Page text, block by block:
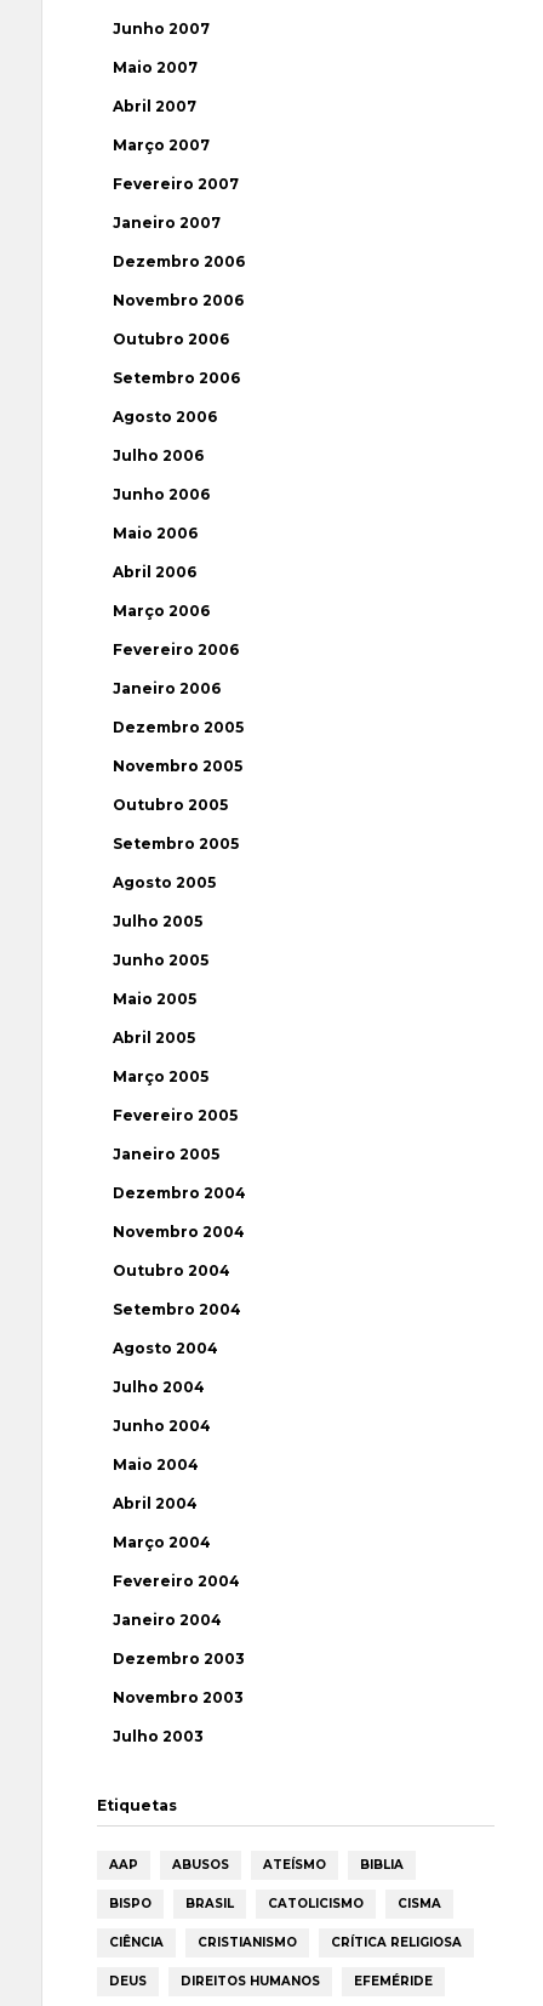
Junho 2007
Maio 2007
Abril 2007
Março 2007
Fevereiro 2007
Janeiro 2007
Dezembro 2006
Novembro 2006
Outubro 2006
Setembro 2006
Agosto 2006
Julho 2006
Junho 2006
Maio 2006
Abril 2006
Março 2006
Fevereiro 2006
Janeiro 2006
Dezembro 2005
Novembro 2005
Outubro 2005
Setembro 2005
Agosto 2005
Julho 2005
Junho 2005
Maio 2005
Abril 2005
Março 2005
Fevereiro 2005
Janeiro 2005
Dezembro 2004
Novembro 2004
Outubro 2004
Setembro 2004
Agosto 2004
Julho 2004
Junho 2004
Maio 2004
Abril 2004
Março 2004
Fevereiro 2004
Janeiro 2004
Dezembro 2003
Novembro 2003
Julho 2003
Etiquetas
AAP ABUSOS ATEÍSMO BIBLIA
BISPO BRASIL CATOLICISMO CISMA
CIÊNCIA CRISTIANISMO CRÍTICA RELIGIOSA
DEUS DIREITOS HUMANOS EFEMÉRIDE